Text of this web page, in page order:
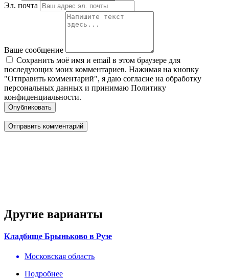
Эл. почта
Ваше сообщение
Сохранить моё имя и email в этом браузере для
последующих моих комментариев. Нажимая на кнопку
"Отправить комментарий", я даю согласие на обработку
персональных данных и принимаю Политику
конфиденциальности.
Опубликовать
Другие варианты
Кладбище Брыньково в Рузе
Московская область
Подробнее